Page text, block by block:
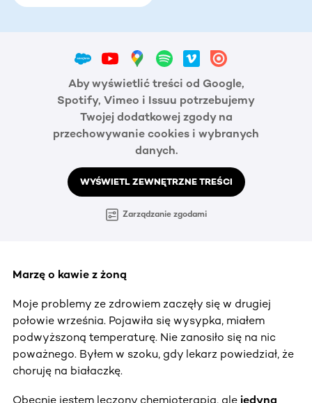
Aby wyświetlić treści od Google,
Spotify, Vimeo i Issuu potrzebujemy
Twojej dodatkowej zgody na
przechowywanie cookies i wybranych
danych.
WYŚWIETL ZEWNĘTRZNE TREŚCI
Zarządzanie zgodami
Marzę o kawie z żoną
Moje problemy ze zdrowiem zaczęły się w drugiej
połowie września. Pojawiła się wysypka, miałem
podwyższoną temperaturę. Nie zanosiło się na nic
poważnego. Byłem w szoku, gdy lekarz powiedział, że
choruję na białaczkę.
Obecnie jestem leczony chemioterapią, ale jedyną